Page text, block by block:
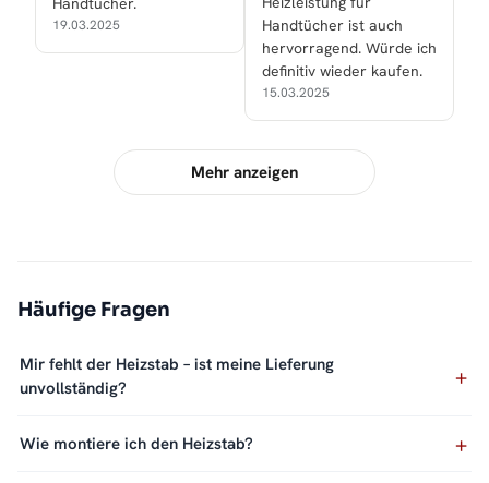
19.03.2025
Handtücher ist auch
hervorragend. Würde ich
definitiv wieder kaufen.
15.03.2025
Mehr anzeigen
Häufige Fragen
Mir fehlt der Heizstab – ist meine Lieferung
unvollständig?
Wie montiere ich den Heizstab?